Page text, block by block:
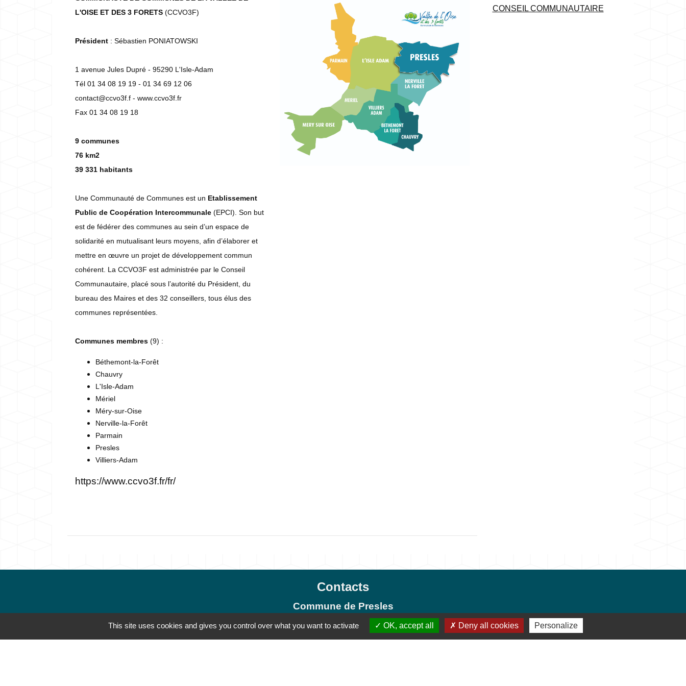
L'OISE ET DES 3 FORETS (CCVO3F)
Président : Sébastien PONIATOWSKI
1 avenue Jules Dupré - 95290 L'Isle-Adam
Tél 01 34 08 19 19 - 01 34 69 12 06
contact@ccvo3f.f - www.ccvo3f.fr
Fax 01 34 08 19 18
9 communes
76 km2
39 331 habitants
Une Communauté de Communes est un Etablissement
Public de Coopération Intercommunale (EPCI). Son but
est de fédérer des communes au sein d’un espace de
solidarité en mutualisant leurs moyens, afin d’élaborer et
mettre en œuvre un projet de développement commun
cohérent. La CCVO3F est administrée par le Conseil
Communautaire, placé sous l’autorité du Président, du
bureau des Maires et des 32 conseillers, tous élus des
communes représentées.
Communes membres (9) :
Béthemont-la-Forêt
Chauvry
L'Isle-Adam
Mériel
Méry-sur-Oise
Nerville-la-Forêt
Parmain
Presles
Villiers-Adam
https://www.ccvo3f.fr/fr/
CONSEIL COMMUNAUTAIRE
Contacts
Commune de Presles
78 rue Pierre Brossolette
95590 Presles - FRANCE
This site uses cookies and gives you control over what you want to activate OK, accept all Deny all cookies Personalize